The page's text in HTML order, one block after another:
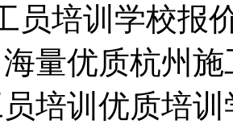
员培训学校报
量优质杭州
培训优质培